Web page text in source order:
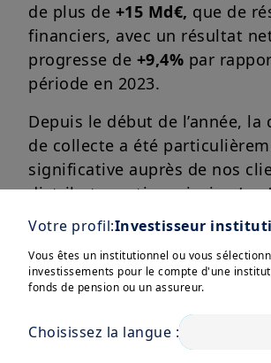
de plus de +15 Md€, que de
financiers, avec un résultat
progresse de +9,4% par
période en 2023.
Depuis le début de l’année, la
de collecte a été
significative auprès de nos
distributeurs tiers ainsi qu’en
L’étendue de notre offre a été
majeur pour répondre aux
besoins de nos clients, que ce
solutions de gestion active,
obligataire, nos produits
encore nos fonds de gestion
Votre profil:Investisseur
Vous êtes un institutionnel ou vous
investissements pour le compte d'une
fonds de pension ou un assureur.
Choisissez la langue :